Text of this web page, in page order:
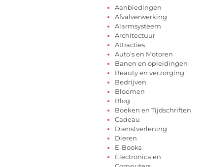
Aanbiedingen
Afvalverwerking
Alarmsysteem
Architectuur
Attracties
Auto’s en Motoren
Banen en opleidingen
Beauty en verzorging
Bedrijven
Bloemen
Blog
Boeken en Tijdschriften
Cadeau
Dienstverlening
Dieren
E-Books
Electronica en